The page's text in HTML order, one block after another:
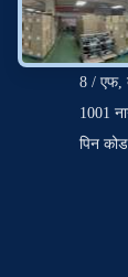
8 / एफ,
1001
पिन